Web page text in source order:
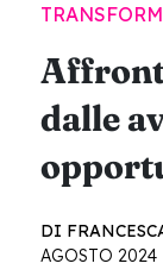
dalle
DI
AGOSTO 2024